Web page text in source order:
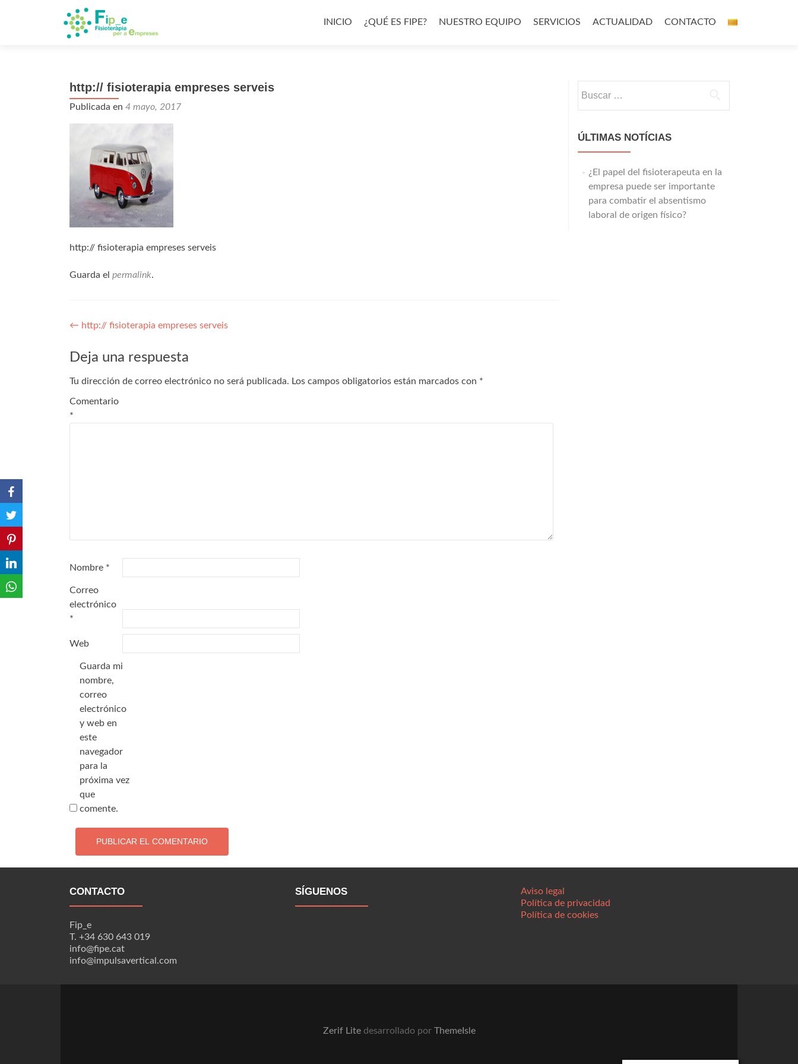
alINICIO ¿QUÉ ES FIPE? NUESTRO EQUIPO SERVICIOS ACTUALIDAD CONTACTO
http:// fisioterapia empreses serveis
Publicada en 4 mayo, 2017
http:// fisioterapia empreses serveis
Guarda el permalink.
Navegación
de
entradas
← http:// fisioterapia empreses serveis
Deja una respuesta
Tu dirección de correo electrónico no será publicada. Los campos obligatorios están marcados con *
Comentario
*
Nombre *
Correo
electrónico
*
Web
Guarda mi
nombre,
correo
electrónico
y web en
este
navegador
para la
próxima vez
que
comente.
ÚLTIMAS NOTÍCIAS
¿El papel del fisioterapeuta en la
empresa puede ser importante
para combatir el absentismo
laboral de origen físico?
CONTACTO
Fip_e
T. +34 630 643 019
info@fipe.cat
info@impulsavertical.com
SÍGUENOS
Aviso legal
Política de privacidad
Política de cookies
Zerif Lite desarrollado por ThemeIsle